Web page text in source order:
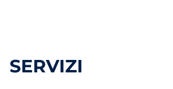
SERVIZI